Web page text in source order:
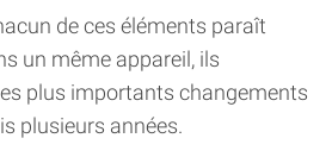
de ces éléments paraît
un même appareil, ils
plus importants changements
plusieurs années.